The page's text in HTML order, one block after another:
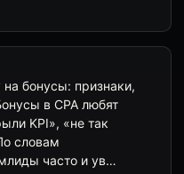
бонусы: признаки,
в CPA любят
KPI», «не так
словам
часто и ув…